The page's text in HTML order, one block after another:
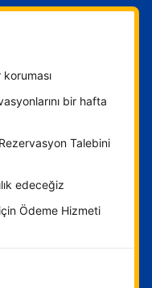
bir hafta
Talebini
edeceğiz
Ödeme Hizmeti